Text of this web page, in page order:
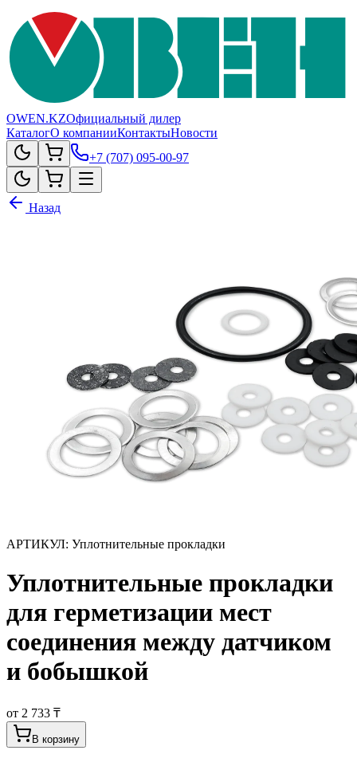
OWEN.KZОфициальный дилер
КаталогО компанииКонтактыНовости
+7 (707) 095-00-97
Назад
АРТИКУЛ: Уплотнительные прокладки
Уплотнительные прокладки
для герметизации мест
соединения между датчиком
и бобышкой
от 2 733 ₸
В корзину